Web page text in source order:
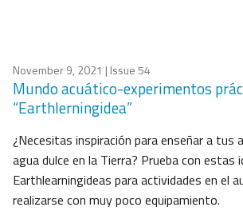
November 9, 2021 | Issue 54
Mundo acuático-experimentos
“Earthlerningidea”
¿Necesitas inspiración para enseñar a tus
agua dulce en la Tierra? Prueba con estas
Earthlearningideas para actividades en el
realizarse con muy poco equipamiento.